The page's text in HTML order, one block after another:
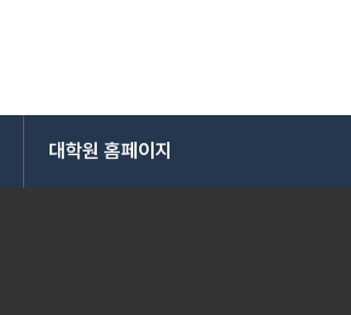
대학원 홈페이지